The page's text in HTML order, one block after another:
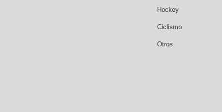
Hockey
Ciclismo
Otros